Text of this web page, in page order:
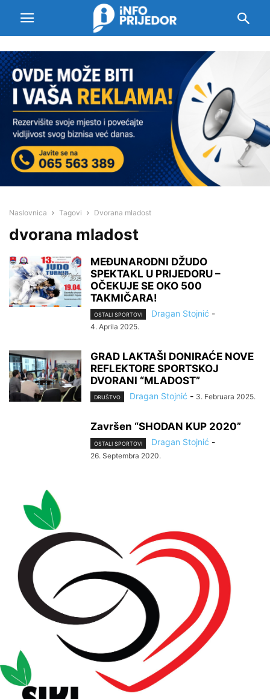
Naslovnica Tagovi Dvorana mladost
dvorana mladost
MEĐUNARODNI DŽUDO
SPEKTAKL U PRIJEDORU –
OČEKUJE SE OKO 500
TAKMIČARA!
OSTALI SPORTOVI Dragan Stojnić -
4. Aprila 2025.
GRAD LAKTAŠI DONIRAĆE NOVE
REFLEKTORE SPORTSKOJ
DVORANI “MLADOST”
DRUŠTVO Dragan Stojnić - 3. Februara 2025.
Završen “SHODAN KUP 2020”
OSTALI SPORTOVI Dragan Stojnić -
26. Septembra 2020.